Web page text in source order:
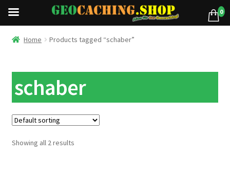
Home Products tagged “schaber”
schaber
Showing all 2 results
0